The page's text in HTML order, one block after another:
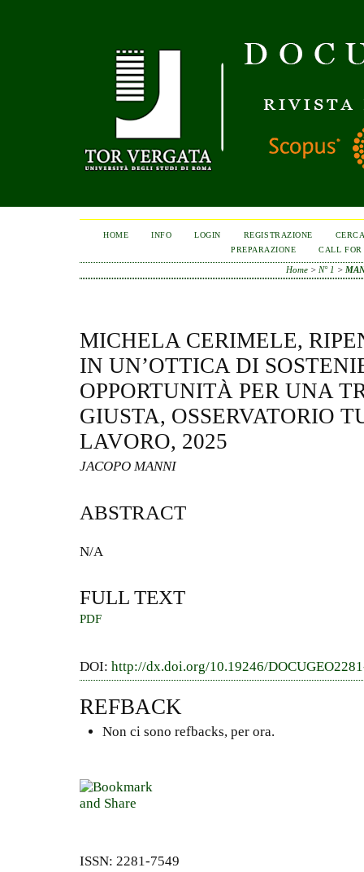
HOME INFO LOGIN REGISTRAZIONE
PREPARAZIONE
CALL FOR
Home> N° 1 >
MICHELA CERIMELE,
IN UN’OTTICA DI
OPPORTUNITÀ PER UNA
GIUSTA, OSSERVATORIO
LAVORO, 2025
JACOPO MANNI
ABSTRACT
N/A
FULL TEXT
PDF
DOI: http://dx.doi.org/10.19246/
REFBACK
Non ci sono refbacks, per ora.
ISSN: 2281-7549